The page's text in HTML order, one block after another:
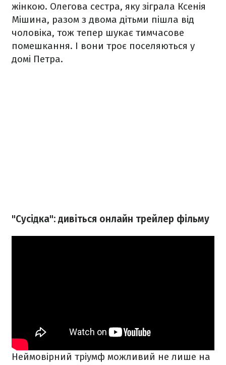
жінкою. Олегова сестра, яку зіграла Ксенія
Мішина, разом з двома дітьми пішла від
чоловіка, тож тепер шукає тимчасове
помешкання. І вони троє поселяються у
домі Петра.
"Сусідка": дивіться онлайн трейлер фільму
Неймовірний тріумф можливий не лише на